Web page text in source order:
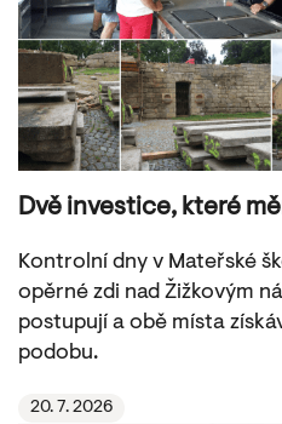
Dvě investice, které
Kontrolní dny v Mateřské
opěrné zdi nad Žižkovým
postupují a obě místa
podobu.
20. 7. 2026